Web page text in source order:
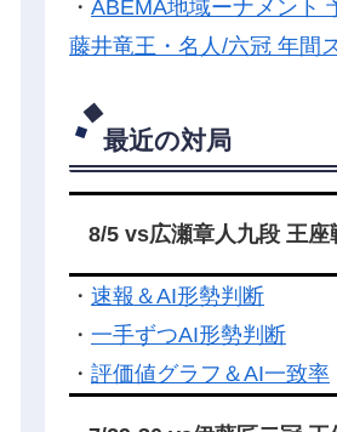
・ ABEMA地域ーナメント
藤井竜王・名人/六冠 年間
最近の対局
8/5 vs広瀬章人九段 王座
・ 速報＆AI形勢判断
・ 一手ずつAI形勢判断
・ 評価値グラフ＆AI一致率